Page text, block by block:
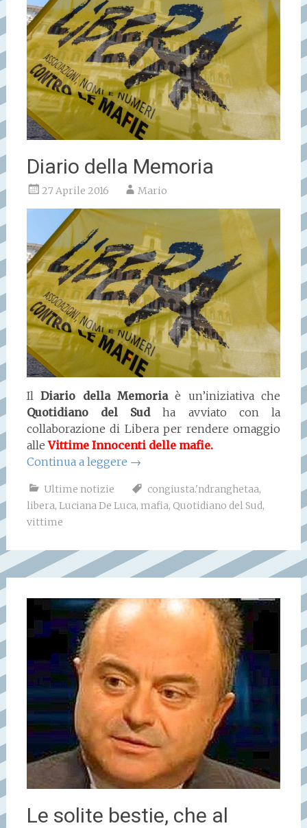
Diario della Memoria
27 Aprile 2016 Mario
IlDiario della Memoriaè un’iniziativa che
Quotidiano del Sudha avviato con la
collaborazione di Libera per rendere omaggio
alleVittime Innocenti delle mafie.
Continua a leggere →
Ultime notizie congiusta.'ndranghetaa,
libera, Luciana De Luca, mafia, Quotidiano del Sud,
vittime
Le solite bestie, che al